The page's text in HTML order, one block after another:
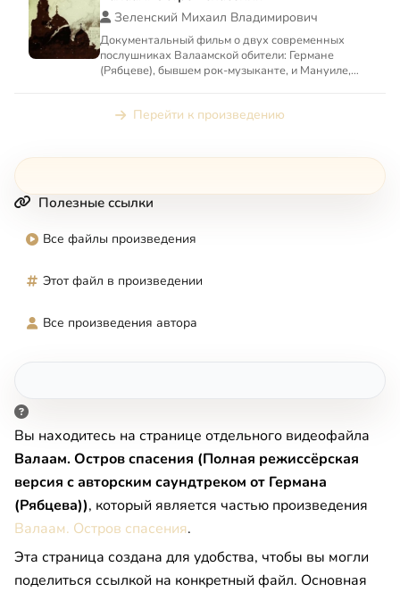
Зеленский Михаил Владимирович
Документальный фильм о двух современных
послушниках Валаамской обители: Германе
(Рябцеве), бывшем рок-музыканте, и Мануиле,
Перейти к произведению
Полезные ссылки
Все файлы произведения
Этот файл в произведении
Все произведения автора
Вы находитесь на странице отдельного видеофайла
Валаам. Остров спасения (Полная режиссёрская
версия с авторским саундтреком от Германа
(Рябцева)), который является частью произведения
Валаам. Остров спасения.
Эта страница создана для удобства, чтобы вы могли
поделиться ссылкой на конкретный файл. Основная